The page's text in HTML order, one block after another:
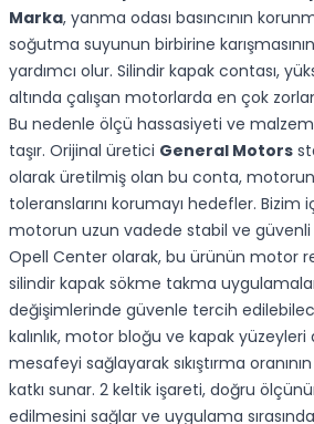
Marka, yanma odası basıncının
soğutma suyunun birbirine
yardımcı olur. Silindir kapak contası,
altında çalışan motorlarda en çok
Bu nedenle ölçü hassasiyeti ve
taşır. Orijinal üretici General Motors
olarak üretilmiş olan bu conta, motorun
toleranslarını korumayı hedefler. Bizim
motorun uzun vadede stabil ve güvenli
Opell Center olarak, bu ürünün motor
silindir kapak sökme takma
değişimlerinde güvenle tercih
kalınlık, motor bloğu ve kapak yüzeyleri
mesafeyi sağlayarak sıkıştırma
katkı sunar. 2 keltik işareti, doğru
edilmesini sağlar ve uygulama